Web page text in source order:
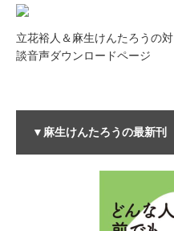
立花裕人＆麻生けんたろうの対
談音声ダウンロードページ
▼麻生けんたろうの最新刊